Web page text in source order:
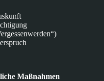
Maßnahmen